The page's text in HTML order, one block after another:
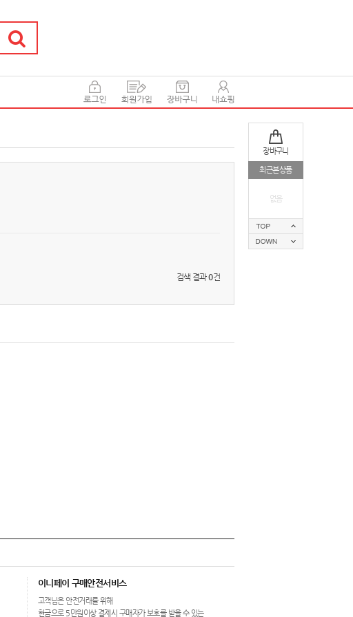
장바구니
최근본상품
없음
검색 결과0건
이니페이 구매안전서비스
고객님은 안전거래를 위해
현금으로 5만원이상 결제시 구매자가 보호를 받을 수 있는